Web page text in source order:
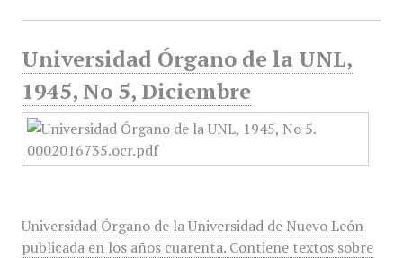
Universidad Órgano de la UNL,
1945, No 5, Diciembre
Universidad Órgano de la Universidad de Nuevo León
publicada en los años cuarenta. Contiene textos sobre